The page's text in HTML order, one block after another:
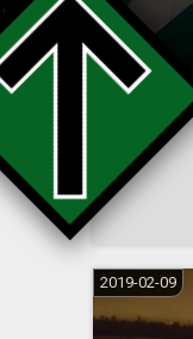
för
2019-02-09